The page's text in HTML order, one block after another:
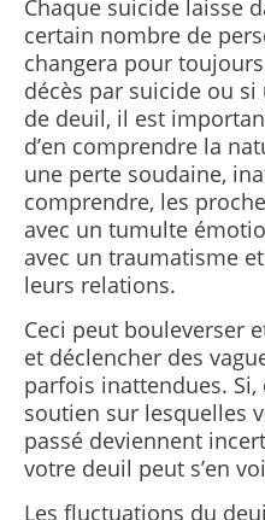
Chaque suicide laisse
certain nombre de
changera pour
décès par suicide ou
de deuil, il est
d’en comprendre la
une perte soudaine,
comprendre, les
avec un tumulte
avec un traumatisme
leurs relations.
Ceci peut bouleverser
et déclencher des
parfois inattendues.
soutien sur lesquelles
passé deviennent
votre deuil peut s’en
Les fluctuations du